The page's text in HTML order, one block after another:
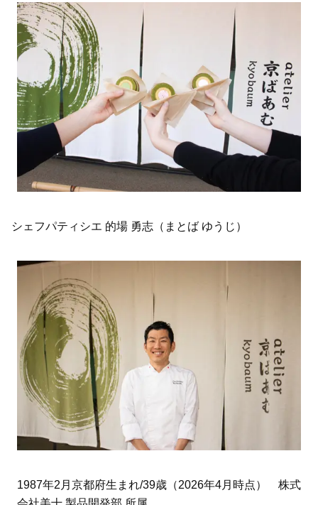
シェフパティシエ 的場 勇志（まとば ゆうじ）
1987年2月京都府生まれ/39歳（2026年4月時点） 株式